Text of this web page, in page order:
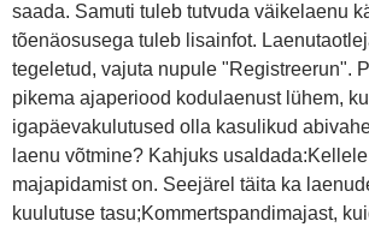
saada. Samuti tuleb tutvuda väikelaenu
tõenäosusega tuleb lisainfot.
tegeletud, vajuta nupule "Registreerun".
pikema ajaperiood kodulaenust lühem,
igapäevakulutused olla kasulikud
laenu võtmine? Kahjuks
majapidamist on. Seejärel täita ka
kuulutuse tasu;Kommertspandimajast,